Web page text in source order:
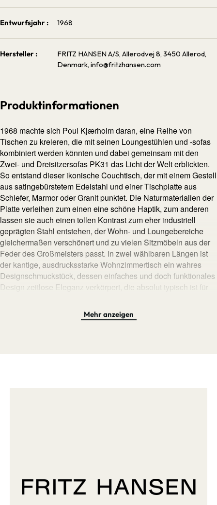
Entwurfsjahr : 1968
Hersteller :
FRITZ HANSEN A/S, Allerodvej 8, 3450 Allerod,
Denmark, info@fritzhansen.com
Produktinformationen
1968 machte sich Poul Kjærholm daran, eine Reihe von
Tischen zu kreieren, die mit seinen Loungestühlen und -sofas
kombiniert werden könnten und dabei gemeinsam mit den
Zwei- und Dreisitzersofas PK31 das Licht der Welt erblickten.
So entstand dieser ikonische Couchtisch, der mit einem Gestell
aus satingebürstetem Edelstahl und einer Tischplatte aus
Schiefer, Marmor oder Granit punktet. Die Naturmaterialien der
Platte verleihen zum einen eine schöne Haptik, zum anderen
lassen sie auch einen tollen Kontrast zum eher industriell
geprägten Stahl entstehen, der Wohn- und Loungebereiche
gleichermaßen verschönert und zu vielen Sitzmöbeln aus der
Feder des Großmeisters passt. In zwei wählbaren Längen ist
der kantige, ausdrucksstarke Wohnzimmertisch ein wahres
Designschmuckstück, dessen einfaches und doch funktionales
Design zeitlose Eleganz verkörpert, die absolut typisch ist für
verschmelzen kann. Als Highlight minimalistischem Designs
mit ästhetisch ansprechenden Formen präsentiert er ein
Mehr anzeigen